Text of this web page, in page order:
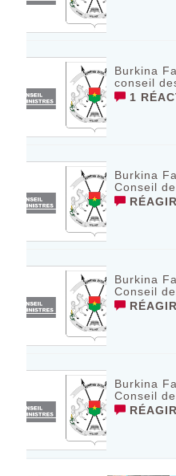
Burkina
conseil
1
Burkina
Conseil
RÉAGIR
Burkina
Conseil
RÉAGIR
Burkina
Conseil
RÉAGIR